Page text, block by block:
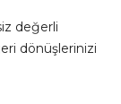
değerli
dönüşlerinizi